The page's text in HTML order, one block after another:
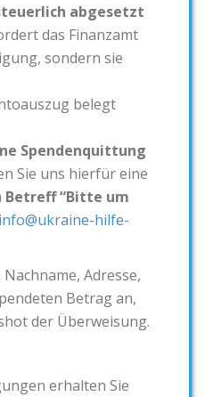
abgesetzt
das Finanzamt
sondern sie
belegt
Spendenquittung
Sie uns hierfür eine
Betreff “Bitte um
info@ukraine-hilfe-
Adresse,
Betrag an,
der Überweisung.
erhalten Sie